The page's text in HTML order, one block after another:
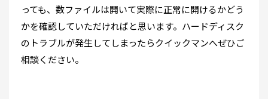
っても、数ファイルは開いて実際に正常に開けるかどう
かを確認していただければと思います。ハードディスク
のトラブルが発生してしまったらクイックマンへぜひご
相談ください。